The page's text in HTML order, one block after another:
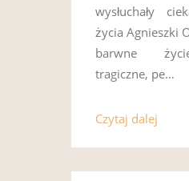
wysłuchały
życia Agnieszki
barwne
tragiczne, pe…
Czytaj dalej